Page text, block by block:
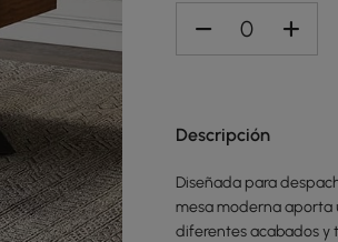
Descripción
Diseñada para
mesa moderna aporta
diferentes acabados y
Explorar ambiente
899,99 € 269,99 €